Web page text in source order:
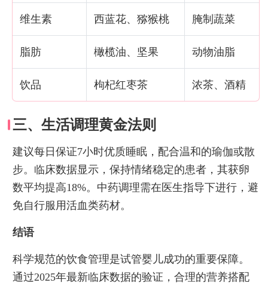
维生素 西蓝花、猕猴桃 腌制蔬菜
脂肪 橄榄油、坚果 动物油脂
饮品 枸杞红枣茶 浓茶、酒精
三、生活调理黄金法则
建议每日保证7小时优质睡眠，配合温和的瑜伽或散
步。临床数据显示，保持情绪稳定的患者，其获卵
数平均提高18%。中药调理需在医生指导下进行，避
免自行服用活血类药材。
结语
科学规范的饮食管理是试管婴儿成功的重要保障。
通过2025年最新临床数据的验证，合理的营养搭配